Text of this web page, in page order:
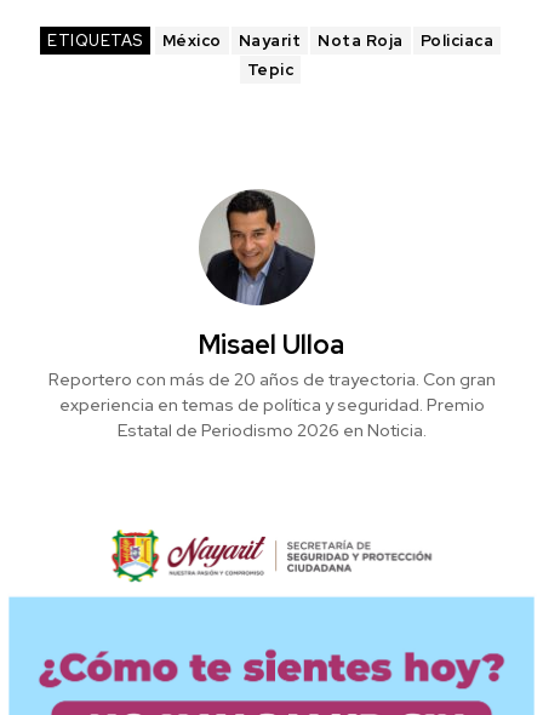
ETIQUETAS México Nayarit Nota Roja
Policiaca
Tepic
Misael Ulloa
Reportero con más de 20 años de trayectoria. Con gran
experiencia en temas de política y seguridad. Premio
Estatal de Periodismo 2026 en Noticia.